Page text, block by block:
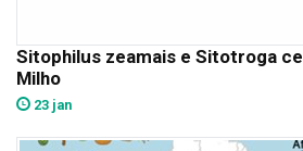
Sitophilus zeamais e Sitotroga
Milho
23 jan